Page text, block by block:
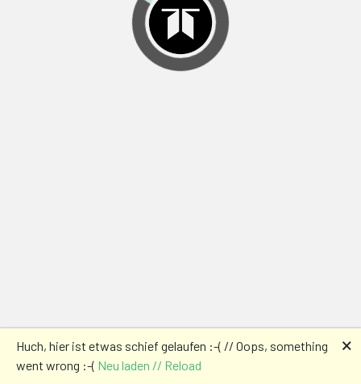
Huch, hier ist etwas schief gelaufen :-( // Oops, something
went wrong :-( Neu laden // Reload
🗙